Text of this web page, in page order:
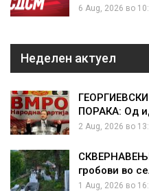
6 Aug, 2026 во
Неделен актуел
ПОРАКА: Од
2 Aug, 2026 во
гробови во
1 Aug, 2026 во